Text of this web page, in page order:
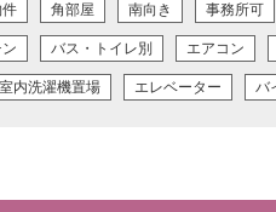
角部屋 南向き 事務所可
バス・トイレ別 エアコン
室内洗濯機置場 エレベーター バ